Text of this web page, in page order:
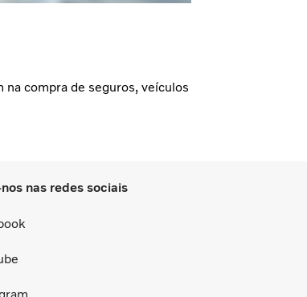
na compra de seguros, veículos
nas redes sociais